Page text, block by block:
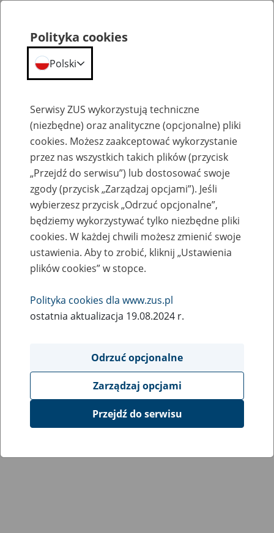
Kalendarium
Polityka cookies
Polski
Serwisy ZUS wykorzystują techniczne
(niezbędne) oraz analityczne (opcjonalne) pliki
cookies. Możesz zaakceptować wykorzystanie
przez nas wszystkich takich plików (przycisk
„Przejdź do serwisu”) lub dostosować swoje
zgody (przycisk „Zarządzaj opcjami”). Jeśli
wybierzesz przycisk „Odrzuć opcjonalne”,
będziemy wykorzystywać tylko niezbędne pliki
cookies. W każdej chwili możesz zmienić swoje
ustawienia. Aby to zrobić, kliknij „Ustawienia
plików cookies” w stopce.
Polityka cookies dla www.zus.pl
ostatnia aktualizacja 19.08.2024 r.
Odrzuć opcjonalne
Zarządzaj opcjami
Przejdź do serwisu